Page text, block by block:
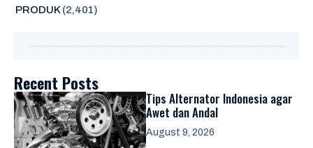
PRODUK(2,401)
Recent Posts
Tips Alternator Indonesia agar
Awet dan Andal
August 9, 2026